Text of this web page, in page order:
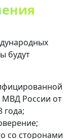
будут
России от
года;
со сторонами